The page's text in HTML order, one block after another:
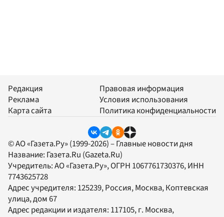
Редакция
Реклама
Карта сайта
Правовая информация
Условия использования
Политика конфиденциальности
© АО «Газета.Ру» (1999-2026) – Главные новости дня
Название: Газета.Ru (Gazeta.Ru)
Учредитель:АО «Газета.Ру», ОГРН 1067761730376, ИНН
7743625728
Адрес учредителя: 125239, Россия, Москва, Коптевская
улица, дом 67
Адрес редакции и издателя: 117105, г. Москва,